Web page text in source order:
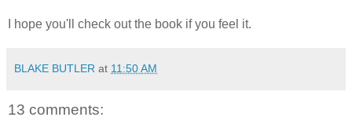
I hope you'll check out the book if you feel it.
BLAKE BUTLER at 11:50 AM
13 comments: